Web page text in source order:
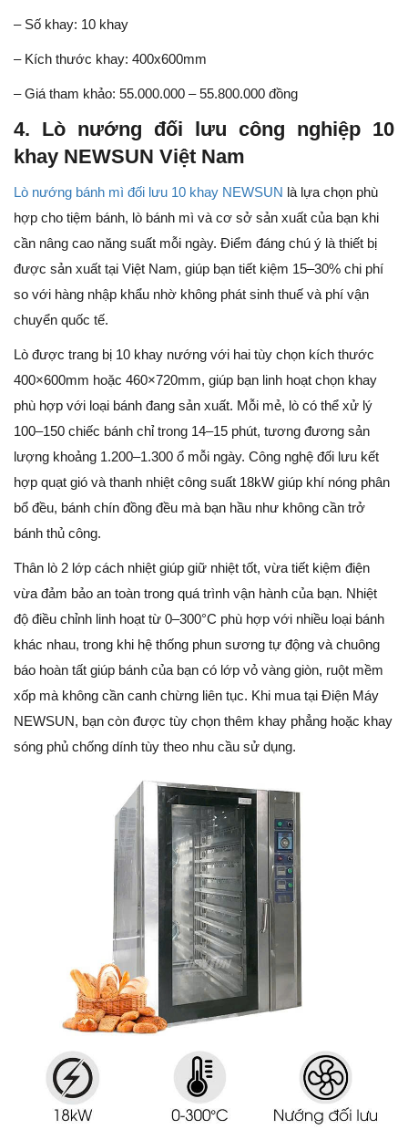
– Số khay: 10 khay
– Kích thước khay: 400x600mm
– Giá tham khảo: 55.000.000 – 55.800.000 đồng
4. Lò nướng đối lưu công nghiệp 10
khay NEWSUN Việt Nam
Lò nướng bánh mì đối lưu 10 khay NEWSUN là lựa chọn phù
hợp cho tiệm bánh, lò bánh mì và cơ sở sản xuất của bạn khi
cần nâng cao năng suất mỗi ngày. Điểm đáng chú ý là thiết bị
được sản xuất tại Việt Nam, giúp bạn tiết kiệm 15–30% chi phí
so với hàng nhập khẩu nhờ không phát sinh thuế và phí vận
chuyển quốc tế.
Lò được trang bị 10 khay nướng với hai tùy chọn kích thước
400×600mm hoặc 460×720mm, giúp bạn linh hoạt chọn khay
phù hợp với loại bánh đang sản xuất. Mỗi mẻ, lò có thể xử lý
100–150 chiếc bánh chỉ trong 14–15 phút, tương đương sản
lượng khoảng 1.200–1.300 ổ mỗi ngày. Công nghệ đối lưu kết
hợp quạt gió và thanh nhiệt công suất 18kW giúp khí nóng phân
bổ đều, bánh chín đồng đều mà bạn hầu như không cần trở
bánh thủ công.
Thân lò 2 lớp cách nhiệt giúp giữ nhiệt tốt, vừa tiết kiệm điện
vừa đảm bảo an toàn trong quá trình vận hành của bạn. Nhiệt
độ điều chỉnh linh hoạt từ 0–300°C phù hợp với nhiều loại bánh
khác nhau, trong khi hệ thống phun sương tự động và chuông
báo hoàn tất giúp bánh của bạn có lớp vỏ vàng giòn, ruột mềm
xốp mà không cần canh chừng liên tục. Khi mua tại Điện Máy
NEWSUN, bạn còn được tùy chọn thêm khay phẳng hoặc khay
sóng phủ chống dính tùy theo nhu cầu sử dụng.